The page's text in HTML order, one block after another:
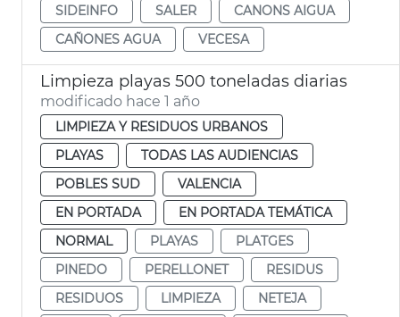
SIDEINFO
SALER
CANONS AIGUA
CAÑONES AGUA
VECESA
Limpieza playas 500 toneladas diarias
modificado hace 1 año
LIMPIEZA Y RESIDUOS URBANOS
PLAYAS
TODAS LAS AUDIENCIAS
POBLES SUD
VALENCIA
EN PORTADA
EN PORTADA TEMÁTICA
NORMAL
PLAYAS
PLATGES
PINEDO
PERELLONET
RESIDUS
RESIDUOS
LIMPIEZA
NETEJA